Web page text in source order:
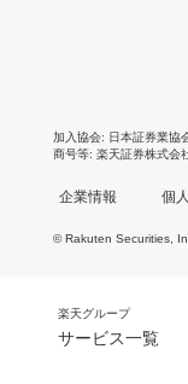
加入協会 日本証券業協
商号等 楽天証券株式会
企業情報 個
© Rakuten Securities,
楽天グループ
サービス一覧